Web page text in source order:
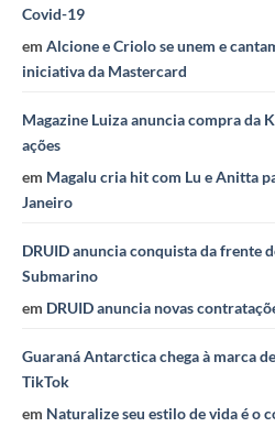
Covid-19
em Alcione e Criolo se unem e
iniciativa da Mastercard
Magazine Luiza anuncia compra da
ações
em Magalu cria hit com Lu e Anitta
Janeiro
DRUID anuncia conquista da frente
Submarino
em DRUID anuncia novas
Guaraná Antarctica chega à marca
TikTok
em Naturalize seu estilo de vida é o